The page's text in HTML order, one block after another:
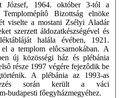
József, 1964. október 3-tól a
Bizottság elnöke
viselte a mostani Zsélyi Aladár
szerzett áldozatkészségével és
halála évében, 1921.
a templom elôcsarnokában. A
új közösségi ház és plébánia
része 1997 végére fejezôdik be
A plébánia az 1993-as
során került a váci
budapesti főegyházmegyéhez.